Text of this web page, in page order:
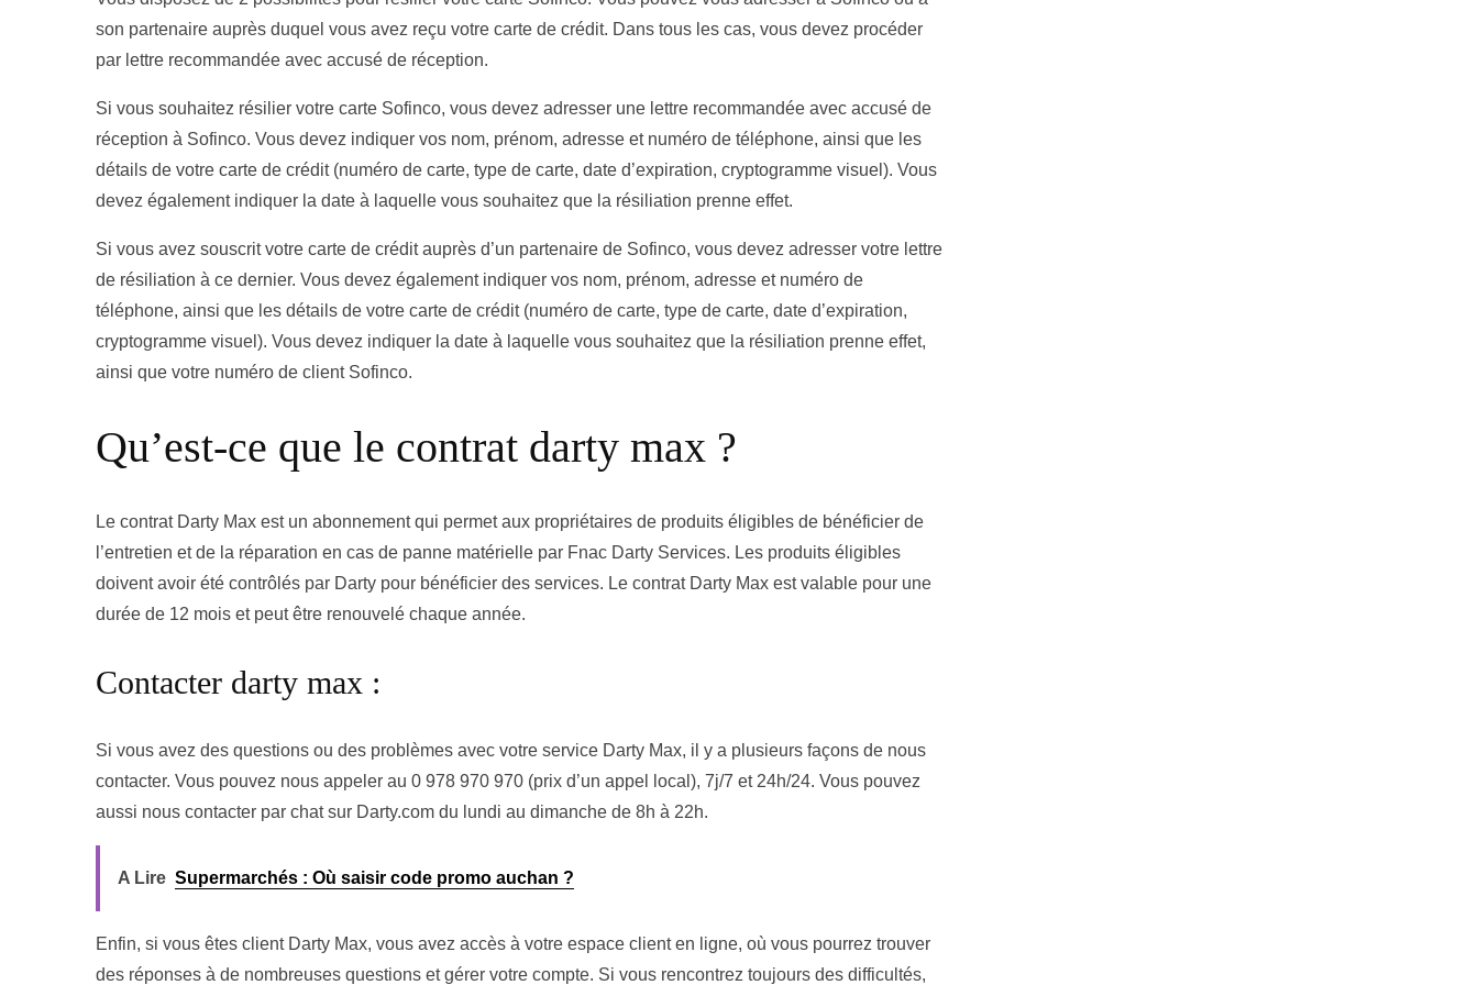
son partenaire auprès duquel vous avez reçu votre carte de crédit. Dans tous les cas, vous devez procéder
par lettre recommandée avec accusé de réception.
Si vous souhaitez résilier votre carte Sofinco, vous devez adresser une lettre recommandée avec accusé de
réception à Sofinco. Vous devez indiquer vos nom, prénom, adresse et numéro de téléphone, ainsi que les
détails de votre carte de crédit (numéro de carte, type de carte, date d’expiration, cryptogramme visuel). Vous
devez également indiquer la date à laquelle vous souhaitez que la résiliation prenne effet.
Si vous avez souscrit votre carte de crédit auprès d’un partenaire de Sofinco, vous devez adresser votre lettre
de résiliation à ce dernier. Vous devez également indiquer vos nom, prénom, adresse et numéro de
téléphone, ainsi que les détails de votre carte de crédit (numéro de carte, type de carte, date d’expiration,
cryptogramme visuel). Vous devez indiquer la date à laquelle vous souhaitez que la résiliation prenne effet,
ainsi que votre numéro de client Sofinco.
Qu’est-ce que le contrat darty max ?
Le contrat Darty Max est un abonnement qui permet aux propriétaires de produits éligibles de bénéficier de
l’entretien et de la réparation en cas de panne matérielle par Fnac Darty Services. Les produits éligibles
doivent avoir été contrôlés par Darty pour bénéficier des services. Le contrat Darty Max est valable pour une
durée de 12 mois et peut être renouvelé chaque année.
Contacter darty max :
Si vous avez des questions ou des problèmes avec votre service Darty Max, il y a plusieurs façons de nous
contacter. Vous pouvez nous appeler au 0 978 970 970 (prix d’un appel local), 7j/7 et 24h/24. Vous pouvez
aussi nous contacter par chat sur Darty.com du lundi au dimanche de 8h à 22h.
A Lire Supermarchés : Où saisir code promo auchan ?
Enfin, si vous êtes client Darty Max, vous avez accès à votre espace client en ligne, où vous pourrez trouver
des réponses à de nombreuses questions et gérer votre compte. Si vous rencontrez toujours des difficultés,